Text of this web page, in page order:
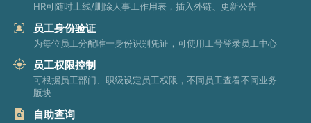
HR可随时上线/删除人事工作用表，插入外链、更新公告
员工身份验证
为每位员工分配唯一身份识别凭证，可使用工号登录员工中心
员工权限控制
可根据员工部门、职级设定员工权限，不同员工查看不同业务
版块
自助查询